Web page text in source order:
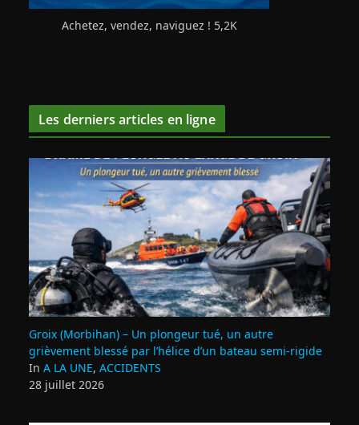
Achetez, vendez, naviguez ! 5,2K
Les derniers articles en ligne
Groix (Morbihan) – Un plongeur tué, un autre
grièvement blessé par l’hélice d’un bateau semi-rigide
In A LA UNE, ACCIDENTS
28 juillet 2026